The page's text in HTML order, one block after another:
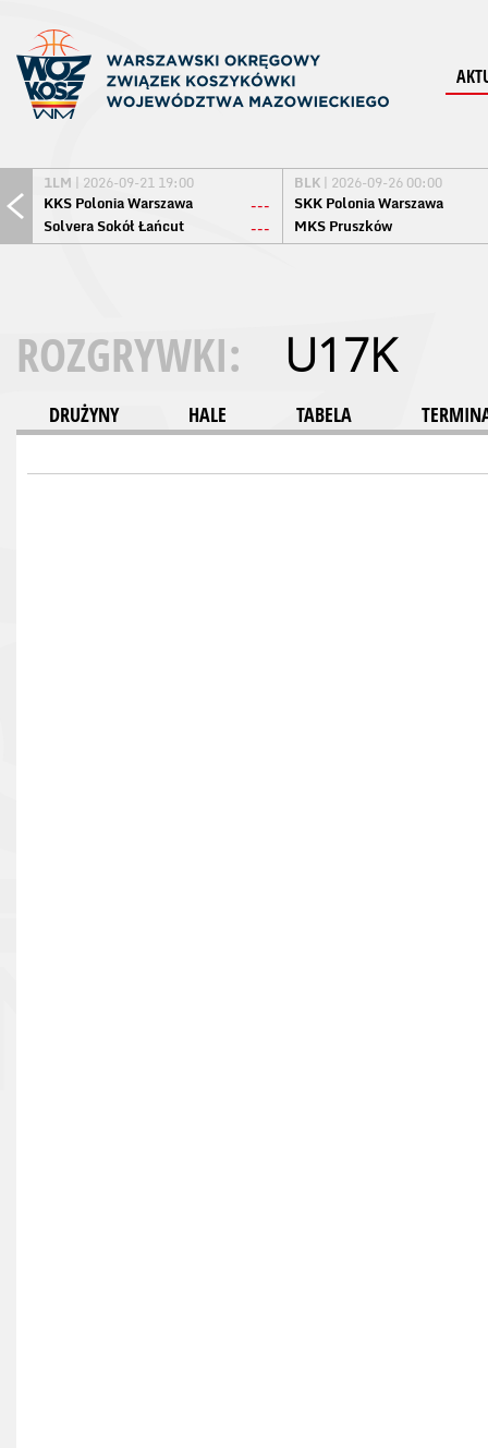
1LM | 2026-09-21 19:00
KKS Polonia Warszawa
---
Solvera Sokół Łańcut
---
BLK | 2026-09-26 00:00
SKK Polonia Warszawa
MKS Pruszków
ROZGRYWKI: U17K
DRUŻYNY HALE TABELA